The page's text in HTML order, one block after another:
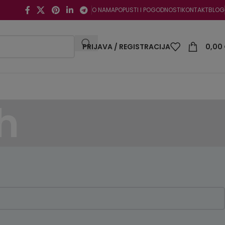
O NAMAPOPUSTI I POGODNOSTIKONTAKTBLOG
PRIJAVA / REGISTRACIJA 0,00